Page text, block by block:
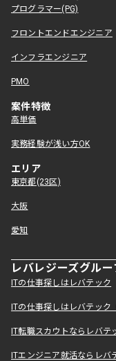
プログラマー(PG)
フロントエンドエンジニア
インフラエンジニア
PMO
案件特徴
高単価
実務経験が浅い方OK
エリア
東京都(23区)
大阪
愛知
レバレジーズグル
ITの仕事探しはレバテック
ITの仕事探しはレバテック
IT転職スカウトならレバテ
ITエンジニア就活ならレバ